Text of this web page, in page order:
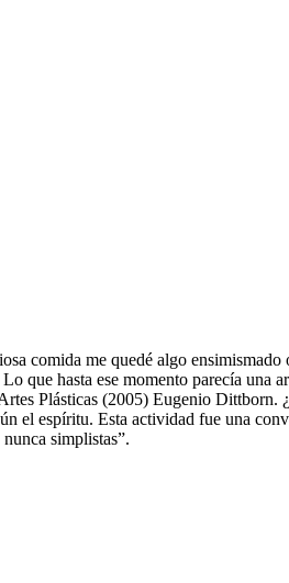
comida me quedé algo ensimismado
que hasta ese momento parecía una
Plásticas (2005) Eugenio Dittborn.
el espíritu. Esta actividad fue una
simplistas”.